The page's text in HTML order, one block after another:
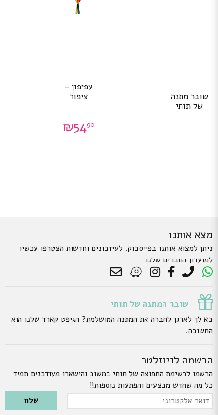
שובר מתנה
של תותי
עפיפון –
ציפור
₪5490
מצא אותנו
ניתן למצוא אותנו בפייסבוק. לעידכונים וחדשות הצטרפו עכשיו
למועדון החברים שלנו
שובר המתנה של תותי
בא לך לארגן לחברה את המתנה המושלמת? הגיפט קארד שלנו הוא
התשובה.
הרשמה לניוזלטר
הרשמו לרשימת התפוצה של תותי במשוב והישארו מעודכנים תמיד
כל מה שחדש מבצעים והפתעות נוספות!!
Please leave this field empty.
דואר